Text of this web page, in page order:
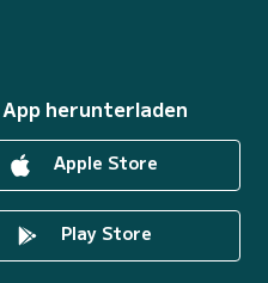
herunterladen
Apple Store
Play Store